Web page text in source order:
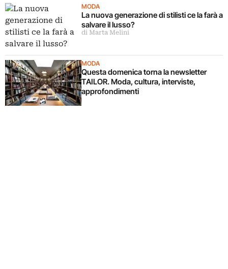
MODA
La nuova generazione di stilisti ce la farà a
salvare il lusso?
di Marta Melini
MODA
Questa domenica torna la newsletter
TAILOR. Moda, cultura, interviste,
approfondimenti